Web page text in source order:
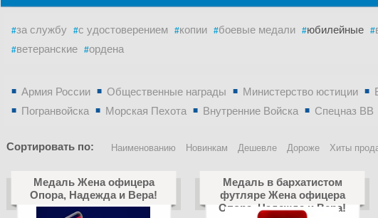
за службу с удостоверением копии боевые медали юбилейные
ветеранские
ордена
Армия России Общественные награды Министерство юстиции
Погранвойска
Морская Пехота Внутренние Войска Спецназ ВВ
Сортировать по: Наименованию Новинкам Дешевле Дороже Хиты
Медаль Жена офицера
Опора, Надежда и Вера!
Медаль в бархатистом
футляре Жена офицера
Опора, Надежда и Вера!